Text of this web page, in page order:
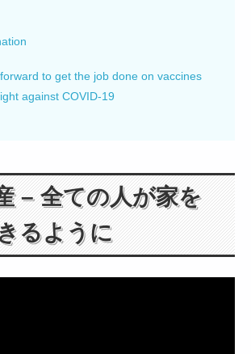
to get the job done on vaccines
against COVID-19
– 全ての人が家を
るように